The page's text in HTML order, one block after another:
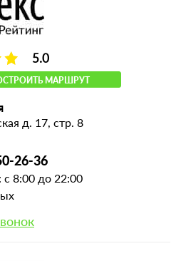
5.0
МАРШРУТ
д. 17, стр. 8
26-36
8:00 до 22:00